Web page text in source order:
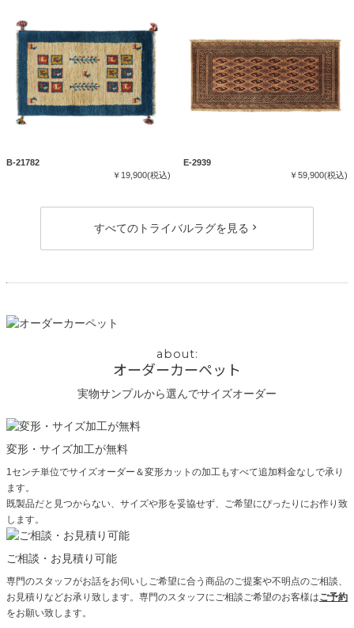
B-21782
￥19,900(税込)
E-2939
￥59,900(税込)
すべてのトライバルラグを見る
オーダーカーペット
実物サンプルから選んでサイズオーダー
変形・サイズ加工が無料
1センチ単位でサイズオーダー＆変形カットの加工もすべて追加料金なしで承り
ます。
既製品だと見つからない、サイズや形を妥協せず、ご希望にぴったりにお作り致
します。
ご相談・お見積り可能
専門のスタッフがお話をお伺いしご希望に合う商品のご提案や不明点のご相談、
お見積りなどお承り致します。専門のスタッフにご相談ご希望のお客様はご予約
をお願い致します。